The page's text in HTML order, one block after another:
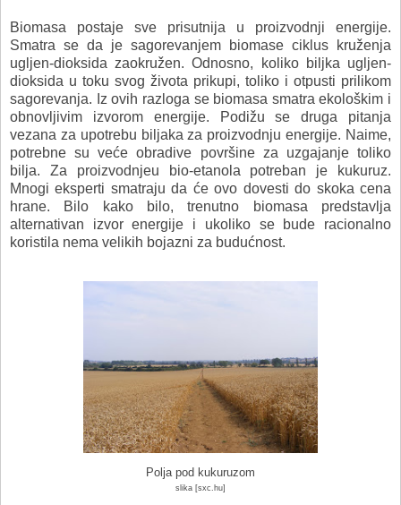
Biomasa postaje sve prisutnija u proizvodnji energije.
Smatra se da je sagorevanjem biomase ciklus kruženja
ugljen-dioksida zaokružen. Odnosno, koliko biljka ugljen-
dioksida u toku svog života prikupi, toliko i otpusti prilikom
sagorevanja. Iz ovih razloga se biomasa smatra ekološkim i
obnovljivim izvorom energije. Podižu se druga pitanja
vezana za upotrebu biljaka za proizvodnju energije. Naime,
potrebne su veće obradive površine za uzgajanje toliko
bilja. Za proizvodnjeu bio-etanola potreban je kukuruz.
Mnogi eksperti smatraju da će ovo dovesti do skoka cena
hrane. Bilo kako bilo, trenutno biomasa predstavlja
alternativan izvor energije i ukoliko se bude racionalno
koristila nema velikih bojazni za budućnost.
Polja pod kukuruzom
slika [sxc.hu]